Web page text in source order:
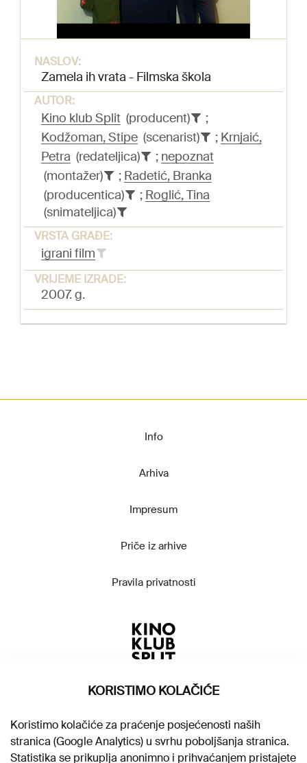
NASLOV:
Zamela ih vrata - Filmska škola
AUTOR:
Kino klub Split (producent)
;
Kodžoman, Stipe (scenarist) ; Krnjaić,
Petra (redateljica) ; nepoznat
(montažer)
; Radetić, Branka
(producentica)
; Roglić, Tina
(snimateljica)
VRSTA GRAĐE:
igrani film
VRIJEME IZRADE:
2007. g.
Info
Arhiva
Impresum
Priče iz arhive
Pravila privatnosti
KORISTIMO KOLAČIĆE
Koristimo kolačiće za praćenje posjećenosti naših
stranica (Google Analytics) u svrhu poboljšanja stranica.
Statistika se prikuplja anonimno i prihvaćanjem pristajete